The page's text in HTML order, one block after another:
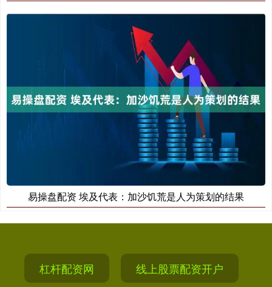
易操盘配资 埃及代表：加沙饥荒是人为策划的结果
杠杆配资网 线上股票配资开户